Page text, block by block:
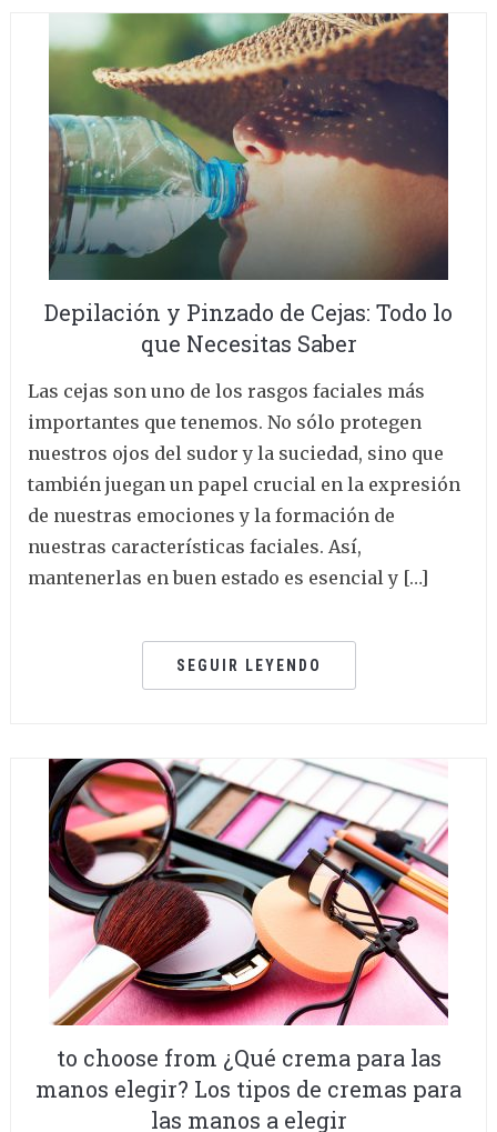
Depilación y Pinzado de Cejas: Todo lo
que Necesitas Saber
Las cejas son uno de los rasgos faciales más
importantes que tenemos. No sólo protegen
nuestros ojos del sudor y la suciedad, sino que
también juegan un papel crucial en la expresión
de nuestras emociones y la formación de
nuestras características faciales. Así,
mantenerlas en buen estado es esencial y […]
SEGUIR LEYENDO
to choose from ¿Qué crema para las
manos elegir? Los tipos de cremas para
las manos a elegir